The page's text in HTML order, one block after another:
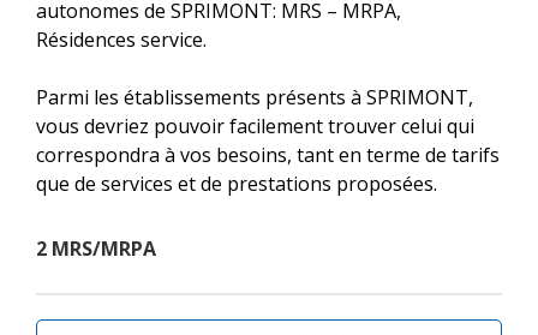
autonomes de SPRIMONT: MRS – MRPA,
Résidences service.
Parmi les établissements présents à SPRIMONT,
vous devriez pouvoir facilement trouver celui qui
correspondra à vos besoins, tant en terme de tarifs
que de services et de prestations proposées.
2 MRS/MRPA